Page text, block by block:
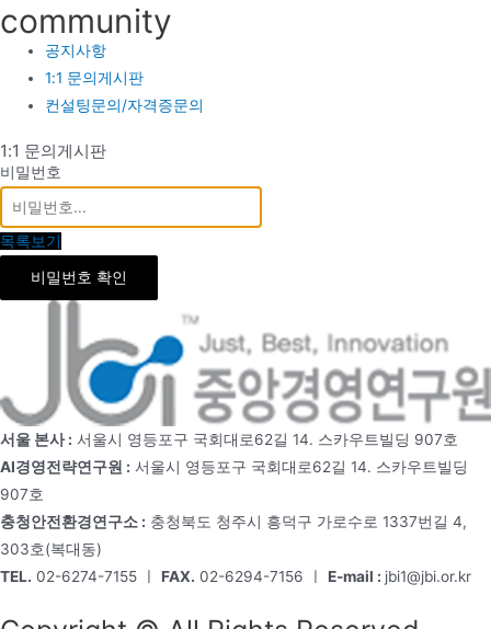
community
공지사항
1:1 문의게시판
컨설팅문의/자격증문의
1:1 문의게시판
비밀번호
목록보기
비밀번호 확인
서울 본사 : 서울시 영등포구 국회대로62길 14. 스카우트빌딩 907호
AI경영전략연구원 : 서울시 영등포구 국회대로62길 14. 스카우트빌딩
907호
충청안전환경연구소 : 충청북도 청주시 흥덕구 가로수로 1337번길 4,
303호(복대동)
TEL. 02-6274-7155 ㅣ FAX. 02-6294-7156 ㅣ E-mail : jbi1@jbi.or.kr